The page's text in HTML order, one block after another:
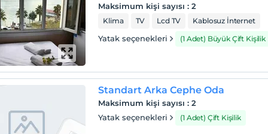
Maksimum kişi sayısı :2
Klima TV Lcd TV Kablosuz İnternet
Yatak seçenekleri (1 Adet) Büyük Çift Kişilik
Standart Arka Cephe Oda
Maksimum kişi sayısı :2
Yatak seçenekleri
(1 Adet) Çift Kişilik